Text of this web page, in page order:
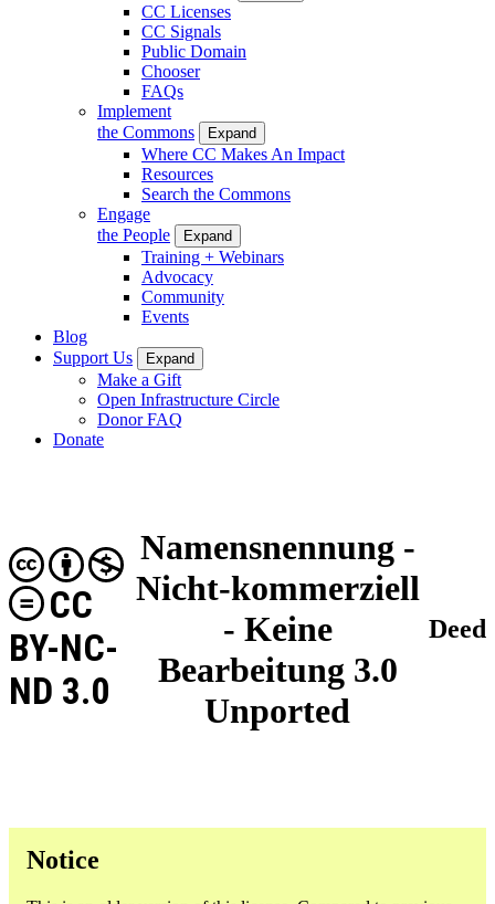
CC Licenses
CC Signals
Public Domain
Chooser
FAQs
Implement
the Commons
Expand
Where CC Makes An Impact
Resources
Search the Commons
Engage
the People
Expand
Training + Webinars
Advocacy
Community
Events
Blog
Support Us
Expand
Make a Gift
Open Infrastructure Circle
Donor FAQ
Donate
Namensnennung -
Nicht-kommerziell
- Keine
Bearbeitung 3.0
Unported
CC
BY-NC-
ND 3.0
Deed
Notice